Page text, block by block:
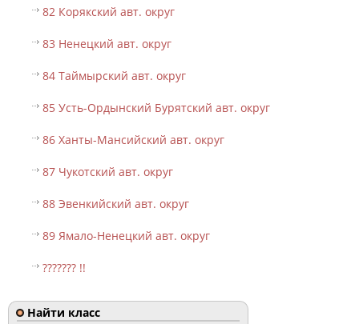
82 Корякский авт. округ
83 Ненецкий авт. округ
84 Таймырский авт. округ
85 Усть-Ордынский Бурятский авт. округ
86 Ханты-Мансийский авт. округ
87 Чукотский авт. округ
88 Эвенкийский авт. округ
89 Ямало-Ненецкий авт. округ
??????? !!
Найти класс